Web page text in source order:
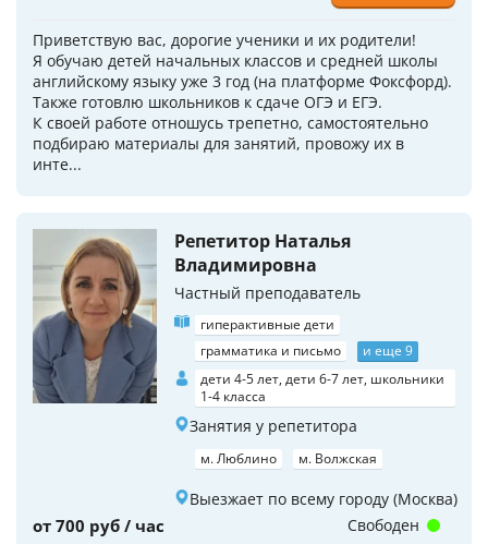
Приветствую вас, дорогие ученики и их родители!
Я обучаю детей начальных классов и средней школы
английскому языку уже 3 год (на платформе Фоксфорд).
Также готовлю школьников к сдаче ОГЭ и ЕГЭ.
К своей работе отношусь трепетно, самостоятельно
подбираю материалы для занятий, провожу их в
инте...
Репетитор Наталья
Владимировна
Частный преподаватель
гиперактивные дети
грамматика и письмо
и еще 9
дети 4-5 лет, дети 6-7 лет, школьники
1-4 класса
Занятия у репетитора
м. Люблино м. Волжская
Выезжает по всему городу (Москва)
от 700 руб / час Свободен